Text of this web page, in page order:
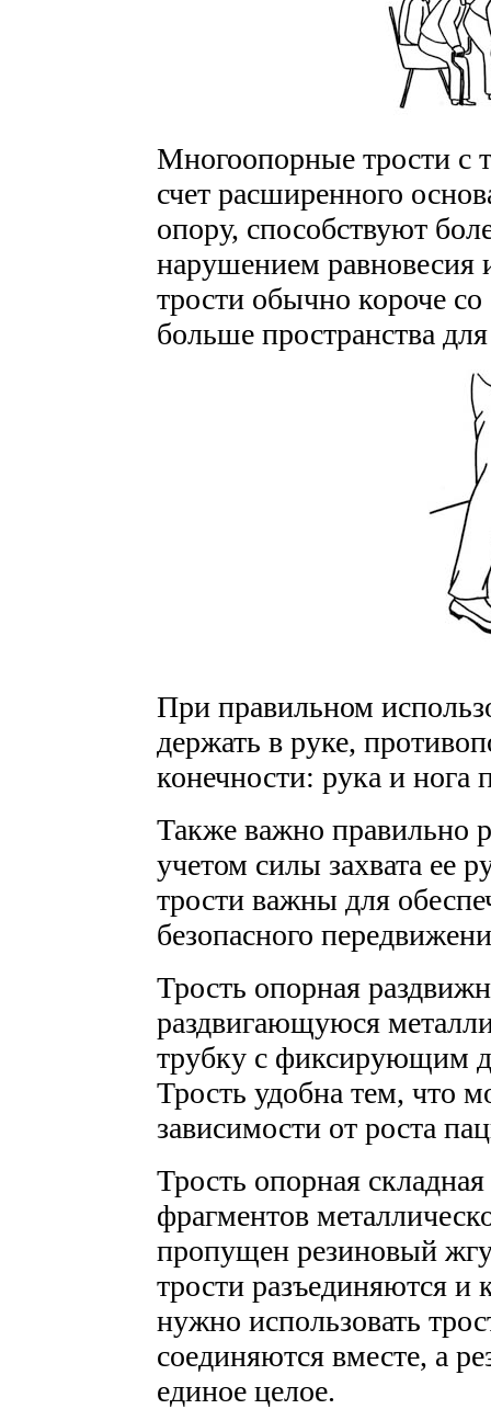
Многоопорные трости с
счет расширенного
опору, способствуют
нарушением равновесия
трости обычно короче
больше пространства
При правильном
держать в руке,
конечности: рука и нога
Также важно правильно
учетом силы захвата ее
трости важны для
безопасного
Трость опорная
раздвигающуюся
трубку с фиксирующим
Трость удобна тем, что
зависимости от роста
Трость опорная
фрагментов
пропущен резиновый
трости разъединяются и
нужно использовать
соединяются вместе, а
единое целое.